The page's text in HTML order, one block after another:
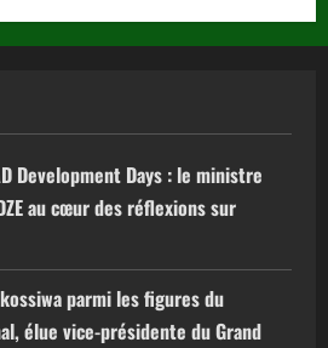
Development Days : le ministre
au cœur des réflexions sur
parmi les figures du
élue vice-présidente du Grand